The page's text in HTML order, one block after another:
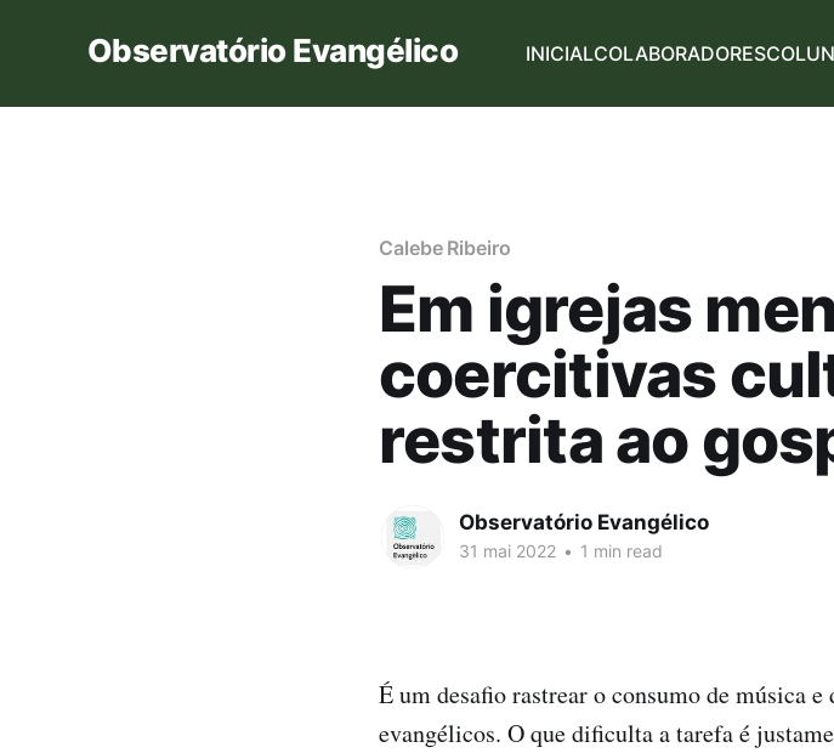
Observatório Evangélico INICIALCOLABORADORES
Calebe Ribeiro
Em igrejas
coercitivas
restrita ao
Observatório Evangélico
31 mai 2022 • 1 min read
É um desafio rastrear o consumo de música
evangélicos. O que dificulta a tarefa é